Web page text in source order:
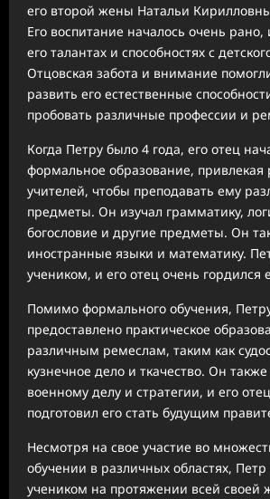
его второй жены Натальи
Его воспитание началось очень рано,
его талантах и способностях с
Отцовская забота и внимание
развить его естественные
пробовать различные профессии и
Когда Петру было 4 года, его отец
формальное образование, привлекая
учителей, чтобы преподавать ему
предметы. Он изучал грамматику,
богословие и другие предметы. Он
иностранные языки и математику.
учеником, и его отец очень гордился
Помимо формального обучения,
предоставлено практическое
различным ремеслам, таким как
кузнечное дело и ткачество. Он
военному делу и стратегии, и его
подготовил его стать будущим
Несмотря на свое участие во
обучении в различных областях, Петр
учеником на протяжении всей своей